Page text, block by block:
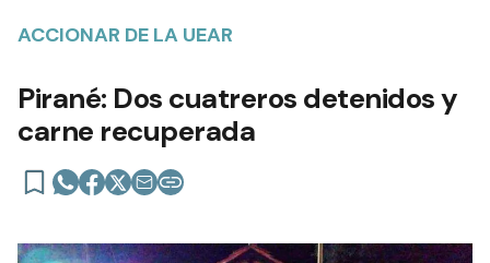
ACCIONAR DE LA UEAR
Pirané: Dos cuatreros detenidos y
carne recuperada